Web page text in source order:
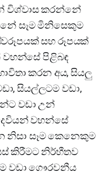
විශ්වාස කරන්නේ
සෑම මිනිසෙකුම
සහ රූපයක්
වහන්සේ පිළිබඳ
කරන අය, සියලු
සියල්ලටම වඩා,
වඩා උන්
වහන්සේ
නිසා සෑම කෙනෙකුම
කිරීමට නිර්භීතව
වඩා ගෞරවනීය